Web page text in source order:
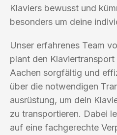
Klaviers bewusst und
besonders um deine
Unser erfahrenes Team
plant den
Aachen sorgfältig und
über die notwendigen
ausrüstung, um dein
zu transportieren. Dabei
auf eine fachgerechte